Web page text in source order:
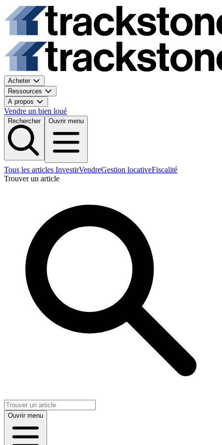
Acheter
Ressources
A propos
Vendre un bien loué
Rechercher Ouvrir menu
Tous les articles InvestirVendreGestion locativeFiscalité
Trouver un article
Ouvrir menu